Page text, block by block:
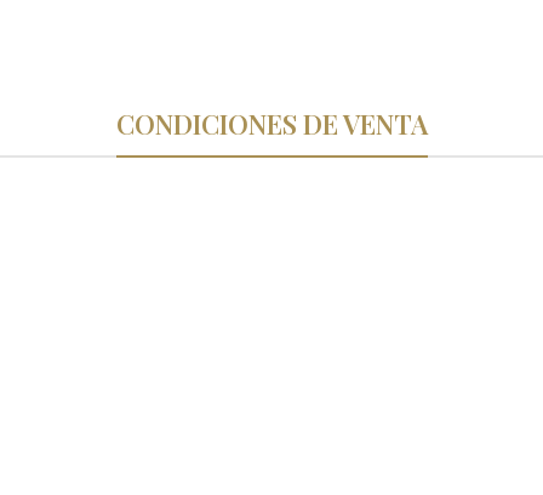
CONDICIONES DE VENTA